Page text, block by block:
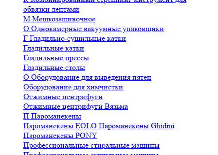
обвязки лентами
М Мешкозашивочное
О Однокамерные вакуумные упаковщики
Г Гладильно-сушильные катки
Гладильные катки
Гладильные прессы
Гладильные столы
О Оборудование для выведения пятен
Оборудование для химчистки
Отжимные центрифуги
Отжимные центрифуги Вязьма
П Пароманекены
Пароманекены EOLO Пароманекены Ghidini
Пароманекены PONY
Профессиональные стиральные машины